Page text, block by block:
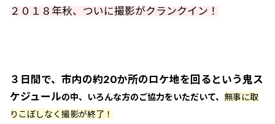
２０１８年秋、ついに撮影がクランクイン！
３日間で、市内の約20か所のロケ地を回るという鬼ス
ケジュールの中、いろんな方のご協力をいただいて、 無事に取
りこぼしなく撮影が終了！